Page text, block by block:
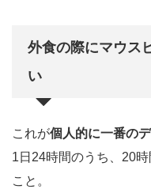
外食の際にマウス
い
これが個人的に一番の
1日24時間のうち、20
こと。